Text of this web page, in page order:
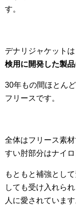
す。
デナリジャケット
検用に開発した製品
30年もの間ほとん
フリースです。
全体はフリース素
すい肘部分はナイ
もともと補強とし
しても受け入れら
人に愛されています